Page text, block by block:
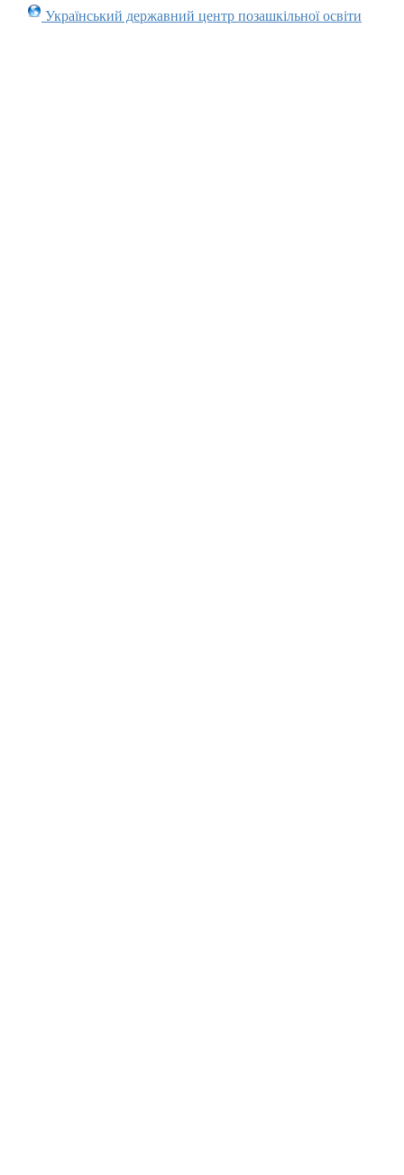
Український державний центр позашкільної освіти